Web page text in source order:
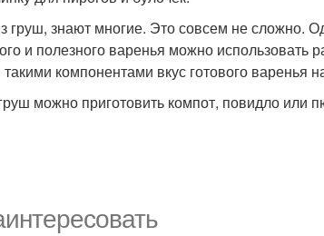
груш, знают многие. Это совсем не сложно.
и полезного варенья можно использовать
компонентами вкус готового варенья
можно приготовить компот, повидло или